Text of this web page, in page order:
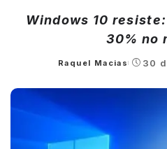
Windows 10
30% no
Posted
Raquel Macias 30